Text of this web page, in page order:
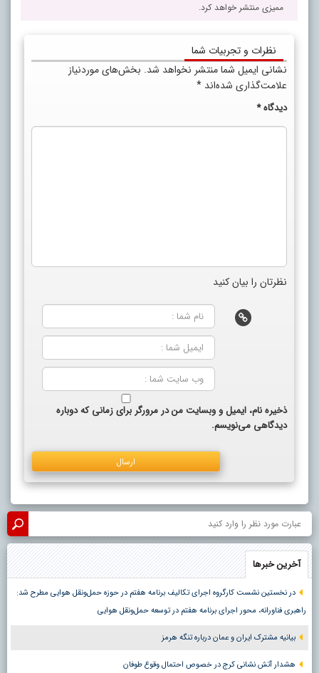
ممیزی منتشر خواهد کرد.
نظرات و تجربیات شما
نشانی ایمیل شما منتشر نخواهد شد. بخش‌های موردنیاز
علامت‌گذاری شده‌اند *
دیدگاه*
نظرتان را بیان کنید
ذخیره نام، ایمیل و وبسایت من در مرورگر برای زمانی که دوباره
دیدگاهی می‌نویسم.
آخرین خبرها
در نخستین نشست کارگروه اجرای تکالیف برنامه هفتم در حوزه حمل‌ونقل هوایی مطرح شد:
راهبری فناورانه، محور اجرای برنامه هفتم در توسعه حمل‌ونقل هوایی
بیانیه مشترک ایران و عمان درباره تنگه هرمز
هشدار آتش نشانی کرج در خصوص احتمال وقوع طوفان